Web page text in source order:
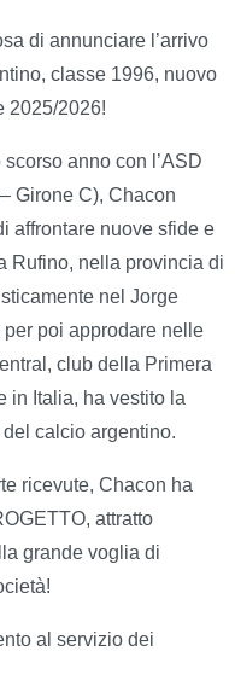
di annunciare l’arrivo
classe 1996, nuovo
2025/2026!
anno con l’ASD
Girone C), Chacon
affrontare nuove sfide e
Rufino, nella provincia di
nel Jorge
poi approdare nelle
club della Primera
in Italia, ha vestito la
calcio argentino.
ricevute, Chacon ha
attratto
grande voglia di
al servizio dei